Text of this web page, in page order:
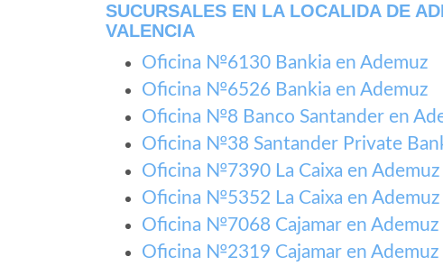
SUCURSALES EN LA LOCALIDA DE
VALENCIA
Oficina №6130 Bankia en Ademuz
Oficina №6526 Bankia en Ademuz
Oficina №8 Banco Santander en
Oficina №38 Santander Private
Oficina №7390 La Caixa en Ademuz
Oficina №5352 La Caixa en Ademuz
Oficina №7068 Cajamar en Ademuz
Oficina №2319 Cajamar en Ademuz